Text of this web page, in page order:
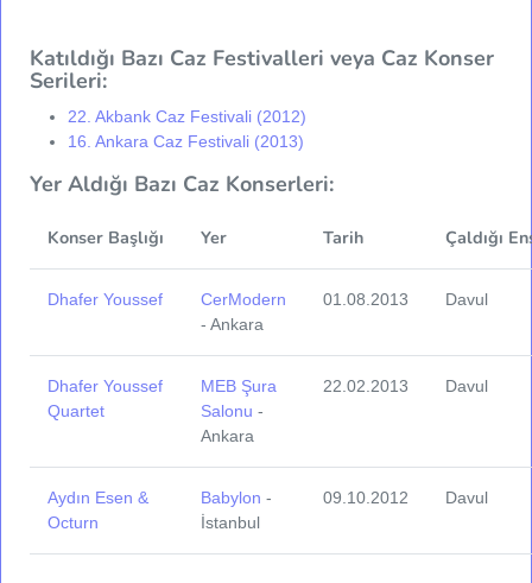
Katıldığı Bazı Caz Festivalleri veya Caz Konser
Serileri:
22. Akbank Caz Festivali (2012)
16. Ankara Caz Festivali (2013)
Yer Aldığı Bazı Caz Konserleri:
Konser Başlığı Yer Tarih Çaldığı
Dhafer Youssef
CerModern
- Ankara
01.08.2013 Davul
Dhafer Youssef
Quartet
MEB Şura
Salonu -
Ankara
22.02.2013 Davul
Aydın Esen &
Octurn
Babylon -
İstanbul
09.10.2012 Davul